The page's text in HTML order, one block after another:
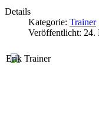
Details
Kategorie: Trainer
Veröffentlicht: 24.